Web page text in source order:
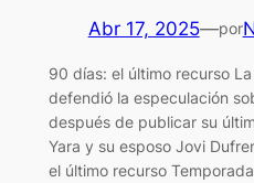
Abr 17, 2025—por
90 días: el último recurso
defendió la especulación
después de publicar su
Yara y su esposo Jovi
el último recurso